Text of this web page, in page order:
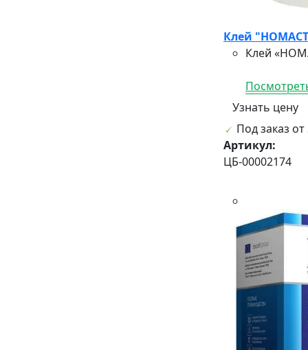
Клей
Клей
Узнать цену
Под заказ от
Артикул:
ЦБ-00002174